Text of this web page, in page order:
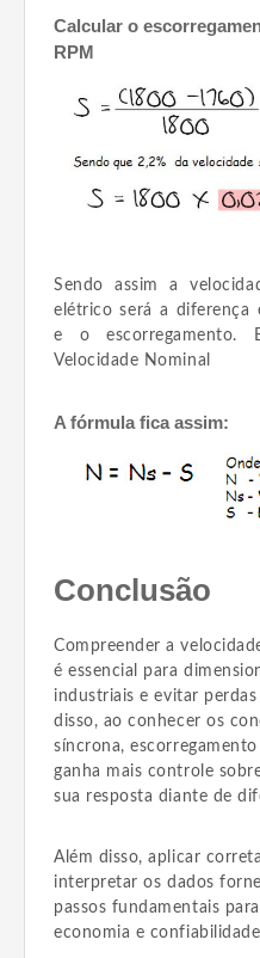
Calcular o
RPM
Sendo assim a
elétrico será a diferença
e o escorregamento.
Velocidade Nominal
A fórmula fica assim:
Conclusão
Compreender a
é essencial para
industriais e evitar
disso, ao conhecer os
síncrona,
ganha mais controle
sua resposta diante de
Além disso, aplicar
interpretar os dados
passos fundamentais
economia e